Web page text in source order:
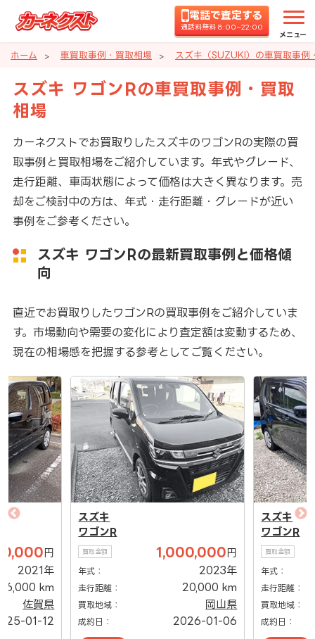
電話で査定する
通話料無料 8:00~22:00
メニュー
ホーム 車買取事例・買取相場 スズキ（SUZUKI）の車買取事例
スズキ ワゴンRの車買取事例・買取
相場
カーネクストでお買取りしたスズキのワゴンRの実際の買
取事例と買取相場をご紹介しています。年式やグレード、
走行距離、車両状態によって価格は大きく異なります。売
却をご検討中の方は、年式・走行距離・グレードが近い
事例をご参考ください。
スズキ ワゴンRの最新買取事例と価格傾
向
直近でお買取りしたワゴンRの買取事例をご紹介していま
す。市場動向や需要の変化により査定額は変動するため、
現在の相場感を把握する参考としてご覧ください。
円
2021年
16,000 km
佐賀県
01-12
スズキ
ワゴンR
買取金額 1,000,000 円
年式： 2023年
走行距離： 20,000 km
買取地域： 岡山県
成約日： 2026-01-06
スズキ
ワゴンR
買取金額
年式：
走行距離：
買取地域：
成約日：